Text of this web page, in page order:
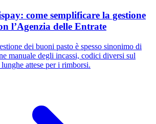
come semplificare la gestione
l’Agenzia delle Entrate
dei buoni pasto è spesso sinonimo di
manuale degli incassi, codici diversi sul
attese per i rimborsi.